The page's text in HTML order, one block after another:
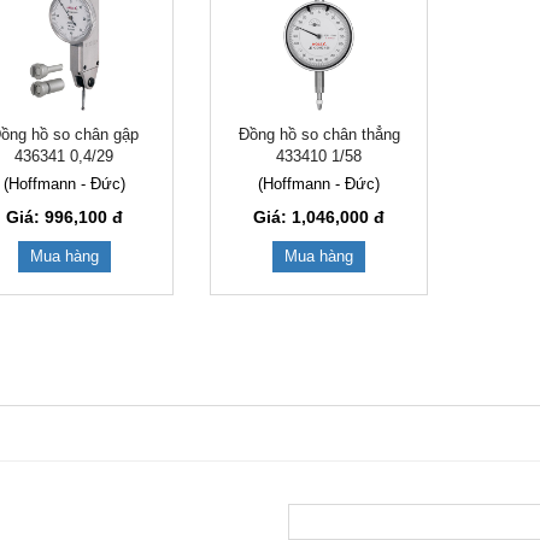
hồ so chân gập
436341 0,4/29
(Hoffmann - Đức)
Giá: 996,100đ
Mua hàng
Đồng hồ so chân thẳng
433410 1/58
(Hoffmann - Đức)
Giá: 1,046,000 đ
Mua hàng